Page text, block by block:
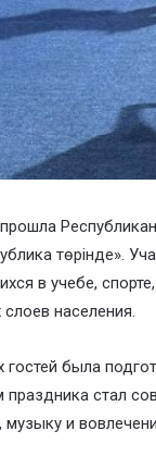
төрінде».
в учебе,
населения.
была
стал
музыку и